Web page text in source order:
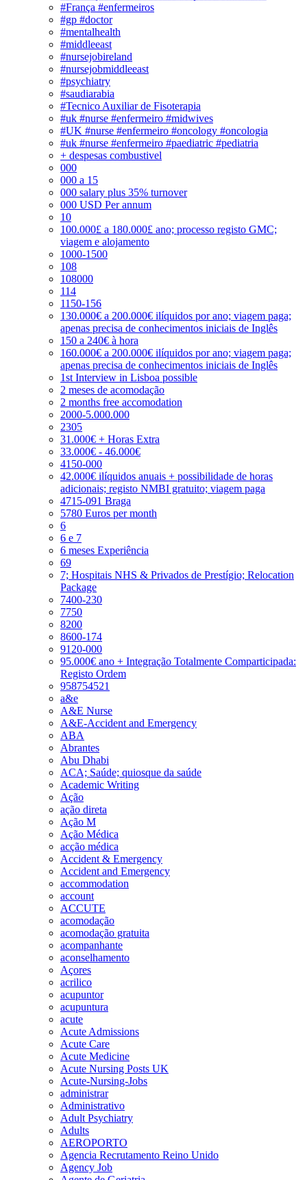
#França #enfermeiros
#gp #doctor
#mentalhealth
#middleeast
#nursejobireland
#nursejobmiddleeast
#psychiatry
#saudiarabia
#Tecnico Auxiliar de Fisoterapia
#uk #nurse #enfermeiro #midwives
#UK #nurse #enfermeiro #oncology #oncologia
#uk #nurse #enfermeiro #paediatric #pediatria
+ despesas combustivel
000
000 a 15
000 salary plus 35% turnover
000 USD Per annum
10
100.000£ a 180.000£ ano; processo registo GMC;
viagem e alojamento
1000-1500
108
108000
114
1150-156
130.000€ a 200.000€ ilíquidos por ano; viagem paga;
apenas precisa de conhecimentos iniciais de Inglês
150 a 240€ à hora
160.000€ a 200.000€ ilíquidos por ano; viagem paga;
apenas precisa de conhecimentos iniciais de Inglês
1st Interview in Lisboa possible
2 meses de acomodação
2 months free accomodation
2000-5.000.000
2305
31.000€ + Horas Extra
33.000€ - 46.000€
4150-000
42.000€ ilíquidos anuais + possibilidade de horas
adicionais; registo NMBI gratuito; viagem paga
4715-091 Braga
5780 Euros per month
6
6 e 7
6 meses Experiência
69
7; Hospitais NHS & Privados de Prestígio; Relocation
Package
7400-230
7750
8200
8600-174
9120-000
95.000€ ano + Integração Totalmente Comparticipada:
Registo Ordem
958754521
a&e
A&E Nurse
A&E-Accident and Emergency
ABA
Abrantes
Abu Dhabi
ACA; Saúde; quiosque da saúde
Academic Writing
Ação
ação direta
Ação M
Ação Médica
acção médica
Accident & Emergency
Accident and Emergency
accommodation
account
ACCUTE
acomodação
acomodação gratuita
acompanhante
aconselhamento
Açores
acrilico
acupuntor
acupuntura
acute
Acute Admissions
Acute Care
Acute Medicine
Acute Nursing Posts UK
Acute-Nursing-Jobs
administrar
Administrativo
Adult Psychiatry
Adults
AEROPORTO
Agencia Recrutamento Reino Unido
Agency Job